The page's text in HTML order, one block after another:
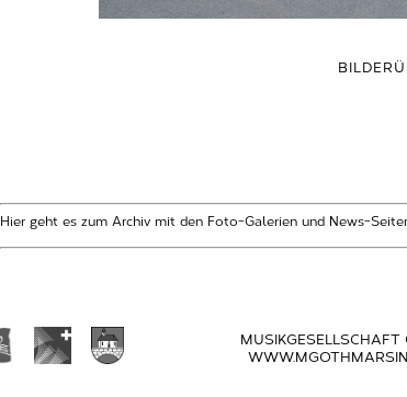
Hier geht es zum Archiv mit den Foto-Galerien und News-
MUSIKGESELLSCHAFT